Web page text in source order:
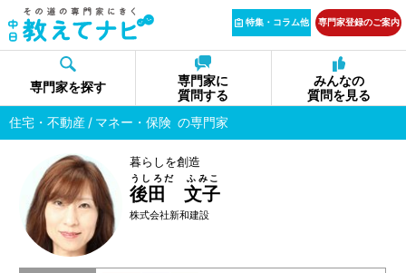
特集・コラム他 専門家登録のご案内
専門家を探す
専門家に
質問する
みんなの
質問を見る
住宅・不動産
マネー・保険 の専門家
暮らしを創造
後田 文子
うしろだ ふみこ
株式会社新和建設